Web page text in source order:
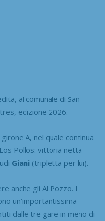
al comunale di San
edizione 2026.
A, nel quale continua
Pollos: vittoria netta
Giani (tripletta per lui).
anche gli Al Pozzo. I
un’importantissima
dalle tre gare in meno di